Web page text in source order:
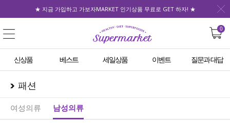
★ 지금 가입하고 가보자MARKET 인기상품 무료로 GET 하자! ★
0
신상품 베스트 세일상품 이벤트 질문과 대답
패션
여성의류 남성의류